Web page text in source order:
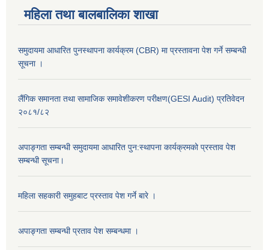
महिला तथा बालबालिका शाखा
समुदायमा आधारित पुनस्थापना कार्यक्रम (CBR) मा प्रस्तावना पेश गर्ने सम्बन्धी
सूचना ।
लैंगिक समानता तथा सामाजिक समावेशीकरण परीक्षण(GESI Audit) प्रतिवेदन
२०८१/८२
अपाङ्गता सम्बन्धी समुदायमा आधारित पुन:स्थापना कार्यक्रमको प्रस्ताव पेश
सम्बन्धी सूचना।
महिला सहकारी समुहबाट प्रस्ताव पेश गर्ने बारे ।
अपाङ्गता सम्बन्धी प्रताव पेश सम्बन्धमा ।